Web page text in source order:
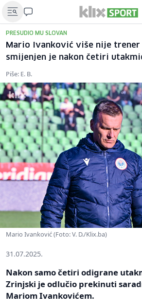
PRESUDIO MU SLOVAN
Mario Ivanković više nije
smijenjen je nakon četiri
Piše: E. B.
Mario Ivanković (Foto: V. D./Klix.ba)
31.07.2025.
Nakon samo četiri odigrane
Zrinjski je odlučio prekinuti
Mariom Ivankovićem.